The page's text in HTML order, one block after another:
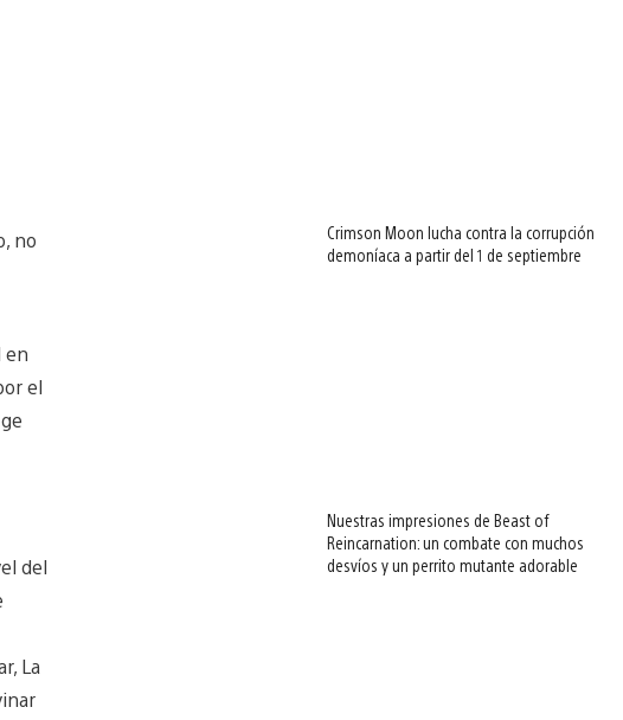
no
en
el
del
La
Crimson Moon lucha contra la corrupción
demoníaca a partir del 1 de septiembre
Nuestras impresiones de Beast of
Reincarnation: un combate con muchos
desvíos y un perrito mutante adorable